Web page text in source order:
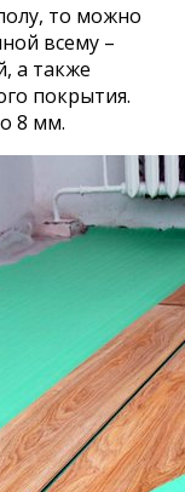
то можно
всему –
а также
покрытия.
8 мм.